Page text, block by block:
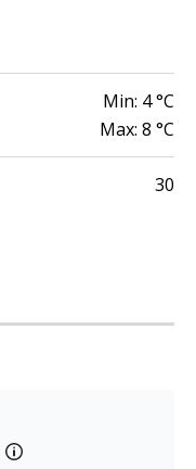
Min: 4°C
Max: 8 °C
30